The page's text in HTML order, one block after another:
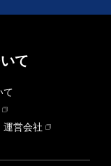
て
て
運営会社